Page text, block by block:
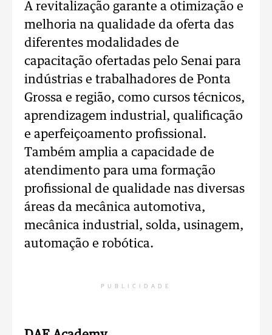
A revitalização garante a otimização e
melhoria na qualidade da oferta das
diferentes modalidades de
capacitação ofertadas pelo Senai para
indústrias e trabalhadores de Ponta
Grossa e região, como cursos técnicos,
aprendizagem industrial, qualificação
e aperfeiçoamento profissional.
Também amplia a capacidade de
atendimento para uma formação
profissional de qualidade nas diversas
áreas da mecânica automotiva,
mecânica industrial, solda, usinagem,
automação e robótica.
PUBLICIDADE